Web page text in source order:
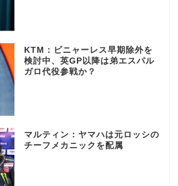
KTM：ビニャーレス早期除外を
検討中、英GP以降は弟エスパル
ガロ代役参戦か？
マルティン：ヤマハは元ロッシの
チーフメカニックを配属